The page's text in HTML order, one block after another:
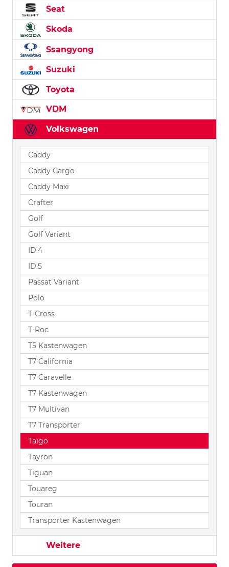
Seat
Skoda
Ssangyong
Suzuki
Toyota
VDM
Volkswagen
Caddy
Caddy Cargo
Caddy Maxi
Crafter
Golf
Golf Variant
ID.4
ID.5
Passat Variant
Polo
T-Cross
T-Roc
T5 Kastenwagen
T7 California
T7 Caravelle
T7 Kastenwagen
T7 Multivan
T7 Transporter
Taigo
Tayron
Tiguan
Touareg
Touran
Transporter Kastenwagen
Weitere